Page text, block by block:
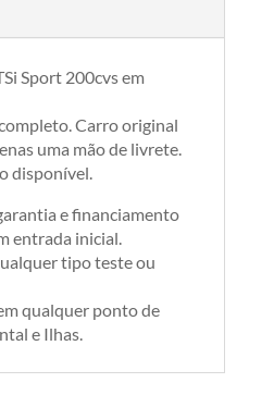
Sport 200cvs em
Carro original
uma mão de livrete.
disponível.
e financiamento
entrada inicial.
tipo teste ou
qualquer ponto de
e Ilhas.